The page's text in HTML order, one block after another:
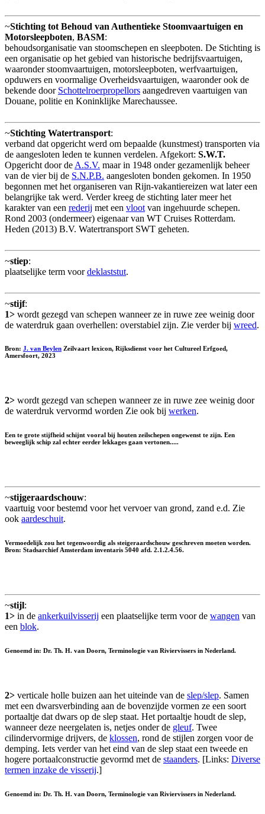
~Stichting tot Behoud van Authentieke Stoomvaartuigen en
Motorsleepboten, BASM:
behoudsorganisatie van stoomschepen en sleepboten. De Stichting is
een organisatie op het gebied van historische bedrijfsvaartuigen,
waaronder stoomvaartuigen, motorsleepboten, werfvaartuigen,
opduwers en voormalige Overheidsvaartuigen, waaronder ook de
bekende door Schottelroerpropellors aangedreven vaartuigen van
Douane, politie en Koninklijke Marechaussee.
~Stichting Watertransport:
verband dat opgericht werd om bepaalde (kunstmest) transporten via
de aangesloten leden te kunnen verdelen. Afgekort: S.W.T.
Opgericht door de A.S.V. maar in 1948 onder gezamenlijk beheer
van de vier bij de S.N.P.B. aangesloten bonden gekomen. In 1950
begonnen met het organiseren van Rijn-vakantiereizen wat later een
belangrijke tak werd. Verder kreeg de stichting later meer het
karakter van een rederij met een vloot van ingehuurde schepen.
Rond 2003 (ondermeer) eigenaar van WT Cruises Rotterdam.
Heden (2013) B.V. Watertransport SWT geheten.
~stiep:
plaatselijke term voordeklaststut.
~stijf:
1> wordt gezegd van schepen wanneer ze in ruwe zee weinig door
de waterdruk gaan overhellen: overstabiel zijn. Zie verder bij wreed.
Bron: J. van Beylen Zeilvaart lexicon, Rijksdienst voor het Cultureel Erfgoed,
Amersfoort, 2023
2> wordt gezegd van schepen wanneer ze in ruwe zee weinig door
de waterdruk vervormd worden Zie ook bij werken.
Een te grote stijfheid schijnt vooral bij houten zeilschepen ongewenst te zijn. Een
beweeglijk schip zal echter eerder lekkages gaan vertonen.....
~stijgeraardschouw:
vaartuig voor bestemd voor het vervoer van grond, zand e.d. Zie
ook aardeschuit.
Vermoedelijk zou het tegenwoordig als steigeraardschouw geschreven moeten worden.
Bron: Stadsarchief Amsterdam inventaris 5040 afd. 2.1.2.4.56.
~stijl:
1> in de ankerkuilvisserij een plaatselijke term voor de wangen van
een blok.
Genoemd in: Dr. Th. H. van Doorn, Terminologie van Riviervissers in Nederland.
2> verticale holle buizen aan het uiteinde van de slep/slep. Samen
met een dwarsverbinding aan de bovenzijde vormen ze een soort
portaaltje dat dwars op de slep staat. Het portaaltje houdt de slep,
wanneer deze neergelaten is, netjes onder de gleuf. Twee
cilindervormige drijvers, de klossen, rond de stijlen zorgen voor de
demping. Iets verder van het eind van de slep staat een tweede en
hogere portaalconstructie gevormd met de staanders. [Links: Diverse
termen inzake de visserij.]
Genoemd in: Dr. Th. H. van Doorn, Terminologie van Riviervissers in Nederland.